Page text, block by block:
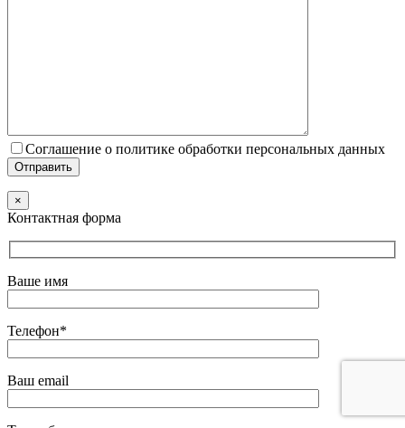
Соглашение о политике обработки персональных данных
×
Контактная форма
Ваше имя
Телефон*
Ваш email